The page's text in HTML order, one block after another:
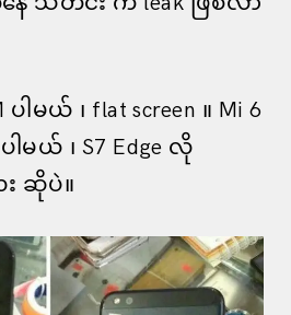
ပါမယ် ၊ flat screen ။ Mi 6
ါမယ် ၊ S7 Edge လို
း ဆိုပဲ။